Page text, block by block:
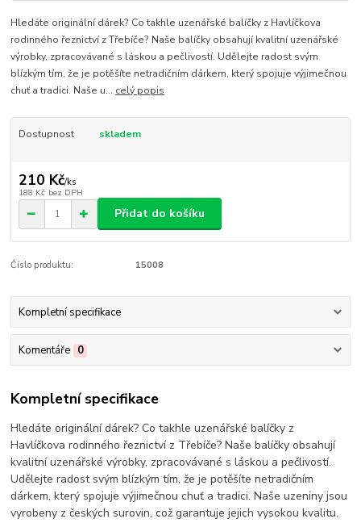
Hledáte originální dárek? Co takhle uzenářské balíčky z Havlíčkova
rodinného řeznictví z Třebíče? Naše balíčky obsahují kvalitní uzenářské
výrobky, zpracovávané s láskou a pečlivostí. Udělejte radost svým
blízkým tím, že je potěšíte netradičním dárkem, který spojuje výjimečnou
chuť a tradici. Naše u... celý popis
Dostupnost skladem
210 Kč/ks
188 Kč bez DPH
Přidat do košíku
Číslo produktu: 15008
Kompletní specifikace
Komentáře 0
Kompletní specifikace
Hledáte originální dárek? Co takhle uzenářské balíčky z
Havlíčkova rodinného řeznictví z Třebíče? Naše balíčky obsahují
kvalitní uzenářské výrobky, zpracovávané s láskou a pečlivostí.
Udělejte radost svým blízkým tím, že je potěšíte netradičním
dárkem, který spojuje výjimečnou chuť a tradici. Naše uzeniny jsou
vyrobeny z českých surovin, což garantuje jejich vysokou kvalitu.